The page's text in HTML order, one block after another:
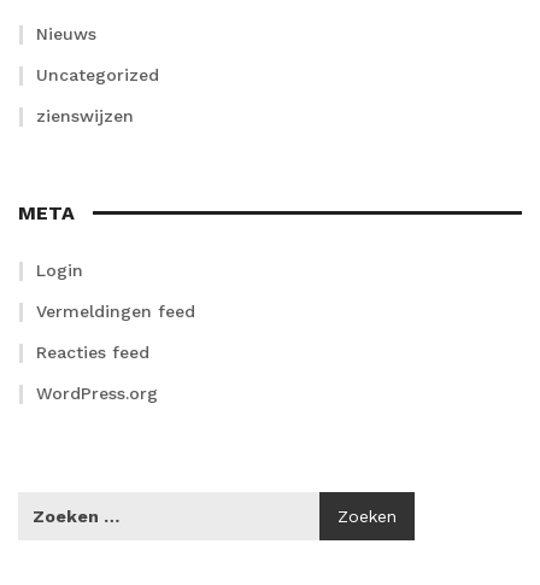
Nieuws
Uncategorized
zienswijzen
META
Login
Vermeldingen feed
Reacties feed
WordPress.org